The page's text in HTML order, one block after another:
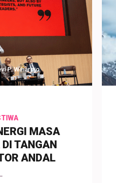
P. Wihardjo
MASA
TANGAN
ANDAL